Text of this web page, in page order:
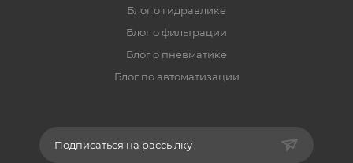
Блог о гидравлике
Блог о фильтрации
Блог о пневматике
Блог по автоматизации
Подписаться на рассылку